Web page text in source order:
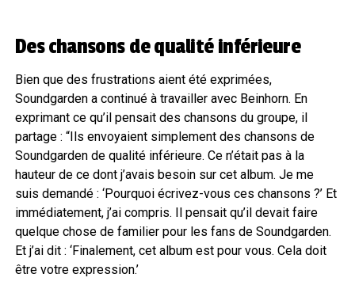
Des chansons de qualité inférieure
Bien que des frustrations aient été exprimées,
Soundgarden a continué à travailler avec Beinhorn. En
exprimant ce qu’il pensait des chansons du groupe, il
partage : “Ils envoyaient simplement des chansons de
Soundgarden de qualité inférieure. Ce n’était pas à la
hauteur de ce dont j’avais besoin sur cet album. Je me
suis demandé : ‘Pourquoi écrivez-vous ces chansons ?’ Et
immédiatement, j’ai compris. Il pensait qu’il devait faire
quelque chose de familier pour les fans de Soundgarden.
Et j’ai dit : ‘Finalement, cet album est pour vous. Cela doit
être votre expression.’